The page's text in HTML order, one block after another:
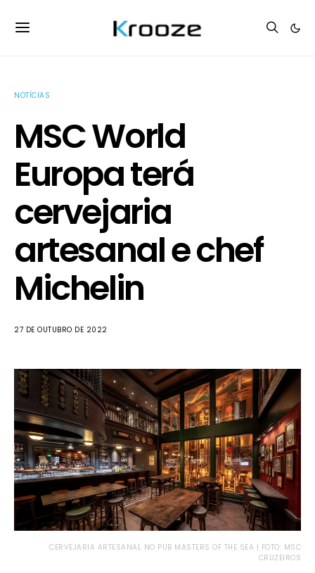
NOTÍCIAS
MSC World
Europa terá
cervejaria
artesanal e chef
Michelin
27 DE OUTUBRO DE 2022
CERVEJARIA ARTESANAL NO PUB MASTERS OF THE SEA | FOTO: MSC
CRUZEIROS